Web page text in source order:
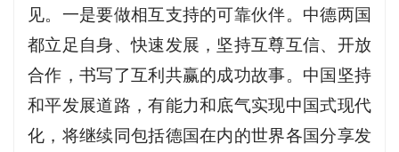
见。一是要做相互支持的可靠伙伴。中德两国
都立足自身、快速发展，坚持互尊互信、开放
合作，书写了互利共赢的成功故事。中国坚持
和平发展道路，有能力和底气实现中国式现代
化，将继续同包括德国在内的世界各国分享发